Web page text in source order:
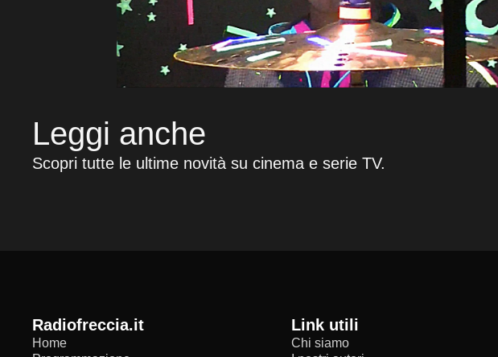
Leggi anche
Scopri tutte le ultime novità su cinema e serie TV.
radiofreccia.it
Home
Link utili
Chi siamo